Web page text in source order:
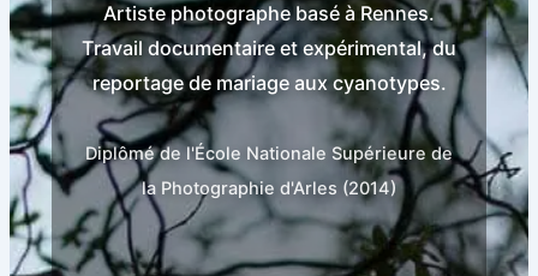
Artiste photographe basé à Rennes.
Travail documentaire et expérimental, du
reportage de mariage aux cyanotypes.
Diplômé de l'École Nationale Supérieure de
la Photographie d'Arles (2014)